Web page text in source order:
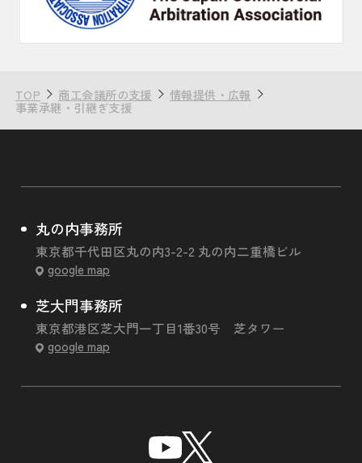
TOP 商工会議所の支援 情報提供・広報
事業承継・引継ぎ支援
丸の内事務所
東京都千代田区丸の内3-2-2 丸の内二重橋ビル
google map
芝大門事務所
東京都港区芝大門一丁目1番30号 芝タワー
google map